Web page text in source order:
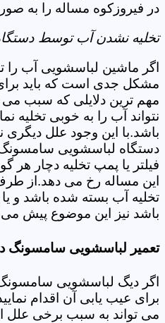
در فیروزکوه مساله را به
تخلیه نشدن آب توسط
اگر ماشین لباسشویی آب را
مشکل جدی است که باید
مهم ترین دلایلی که سبب
نتواند آب را به خوبی تخلیه
باشد.با این وجود علل
دستگاه لباسشویی سامسونگ
فیلتر یا پمپ تخلیه دچار هر
این مساله رخ می دهد.از
تخلیه آب بسته شده باشد و
باشد نیز این موضوع پیش می
تعمیر لباسشویی سامسونگ
اگر دیگ لباسشویی
برای عیب یابی آن اقدام
می تواند به سبب برخی علل